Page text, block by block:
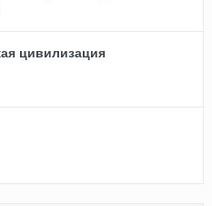
цивилизация